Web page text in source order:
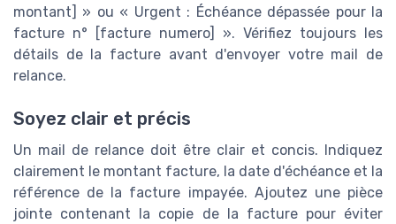
montant] » ou « Urgent : Échéance dépassée pour la
facture n° [facture numero] ». Vérifiez toujours les
détails de la facture avant d'envoyer votre mail de
relance.
Soyez clair et précis
Un mail de relance doit être clair et concis. Indiquez
clairement le montant facture, la date d'échéance et la
référence de la facture impayée. Ajoutez une pièce
jointe contenant la copie de la facture pour éviter